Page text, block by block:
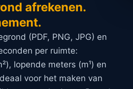
afrekenen.
(PDF, PNG, JPG) en
per ruimte:
lopende meters (m¹) en
voor het maken van